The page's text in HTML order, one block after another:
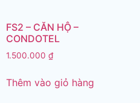
FS2 – CĂN HỘ –
CONDOTEL
1.500.000 ₫
Thêm vào giỏ hàng